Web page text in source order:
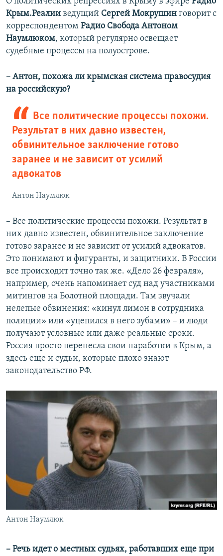
Крым.Реалии ведущий Сергей Мокрушин говорит с
корреспондентом Радио Свобода Антоном
Наумлюком, который регулярно освещает
судебные процессы на полуострове.
– Антон, похожа ли крымская система правосудия
на российскую?
Все политические процессы похожи.
Результат в них давно известен,
обвинительное заключение готово
заранее и не зависит от усилий
адвокатов
Антон Наумлюк
– Все политические процессы похожи. Результат в
них давно известен, обвинительное заключение
готово заранее и не зависит от усилий адвокатов.
Это понимают и фигуранты, и защитники. В России
все происходит точно так же. «Дело 26 февраля»,
например, очень напоминает суд над участниками
митингов на Болотной площади. Там звучали
нелепые обвинения: «кинул лимон в сотрудника
полиции» или «уцепился в него зубами» – и люди
получают условные или даже реальные сроки.
Россия просто перенесла свои наработки в Крым, а
здесь еще и судьи, которые плохо знают
законодательство РФ.
Антон Наумлюк
​– Речь идет о местных судьях, работавших еще при